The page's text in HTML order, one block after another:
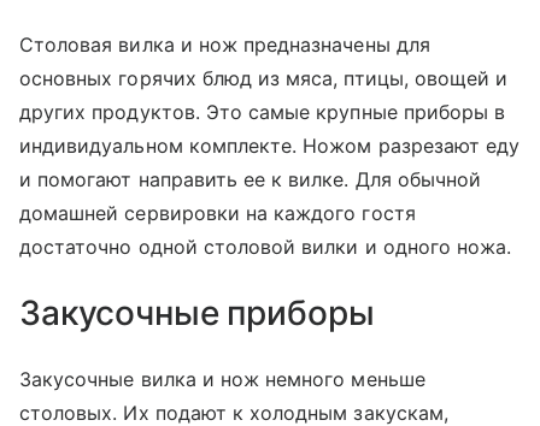
Столовая вилка и нож предназначены для
основных горячих блюд из мяса, птицы, овощей и
других продуктов. Это самые крупные приборы в
индивидуальном комплекте. Ножом разрезают еду
и помогают направить ее к вилке. Для обычной
домашней сервировки на каждого гостя
достаточно одной столовой вилки и одного ножа.
Закусочные приборы
Закусочные вилка и нож немного меньше
столовых. Их подают к холодным закускам,